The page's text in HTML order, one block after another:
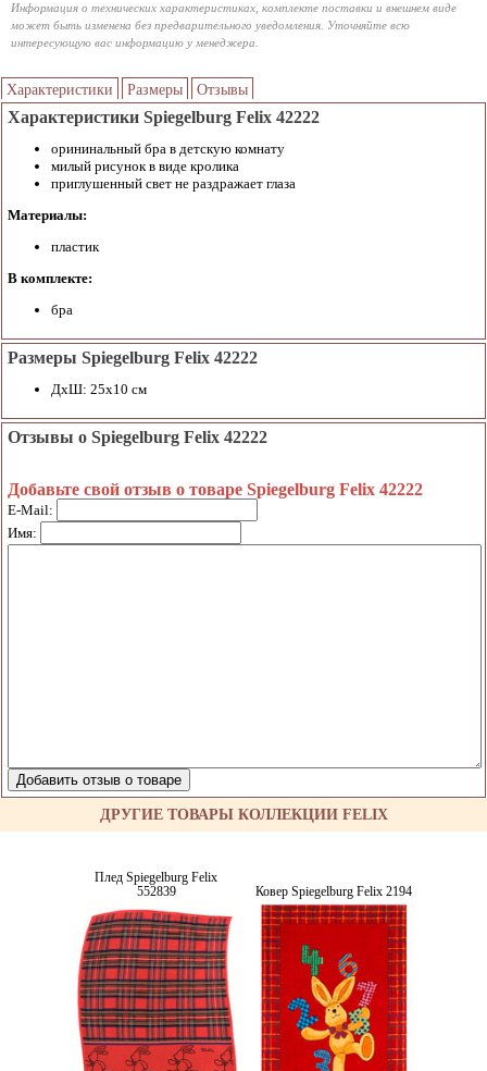
Информация о технических характеристиках, комплекте поставки и внешнем виде
может быть изменена без предварительного уведомления. Уточняйте всю
интересующую вас информацию у менеджера.
Характеристики Размеры Отзывы
Характеристики Spiegelburg Felix 42222
орининальный бра в детскую комнату
милый рисунок в виде кролика
приглушенный свет не раздражает глаза
Материалы:
пластик
В комплекте:
бра
Размеры Spiegelburg Felix 42222
ДхШ: 25х10 см
Отзывы о Spiegelburg Felix 42222
Добавьте свой отзыв о товаре Spiegelburg Felix 42222
E-Mail:
Имя:
ДРУГИЕ ТОВАРЫ КОЛЛЕКЦИИ FELIX
Плед Spiegelburg Felix
552839
Ковер Spiegelburg Felix 2194